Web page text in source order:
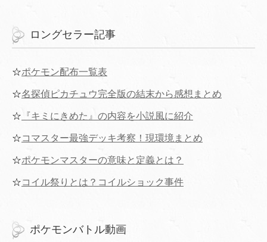
ロングセラー記事
☆ポケモン配布一覧表
☆名探偵ピカチュウ完全版の結末から感想まとめ
☆ 『キミにきめた』の内容を小説風に紹介
☆コマスター最強デッキ考察！現環境まとめ
☆ポケモンマスターの意味と定義とは？
☆コイル祭りとは？コイルショック事件
ポケモンバトル動画